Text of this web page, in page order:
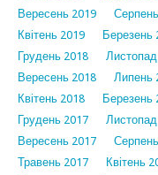
Вересень 2019
Квітень 2019
Березень
Грудень 2018
Вересень 2018
Липень
Квітень 2018
Березень
Грудень 2017
Вересень 2017
Травень 2017
Квітень